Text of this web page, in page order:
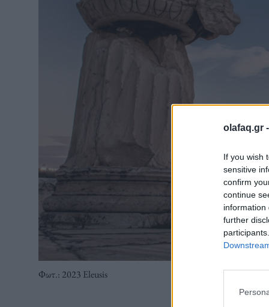
olafaq.gr -
If you wish
sensitive
confirm
continue
information
further
Φωτ.: 2023 Eleusis